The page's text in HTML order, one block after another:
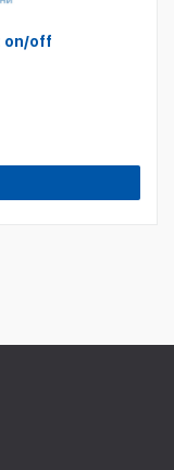
on/off